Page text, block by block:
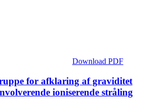
Download PDF
for afklaring af graviditet
ioniserende stråling